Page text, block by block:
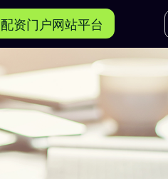
配资门户网站平台